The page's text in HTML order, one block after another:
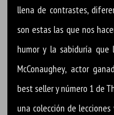
llena de contrastes,
son estas las que nos
humor y la sabiduría que
McConaughey, actor
best seller y número 1 de
una colección de